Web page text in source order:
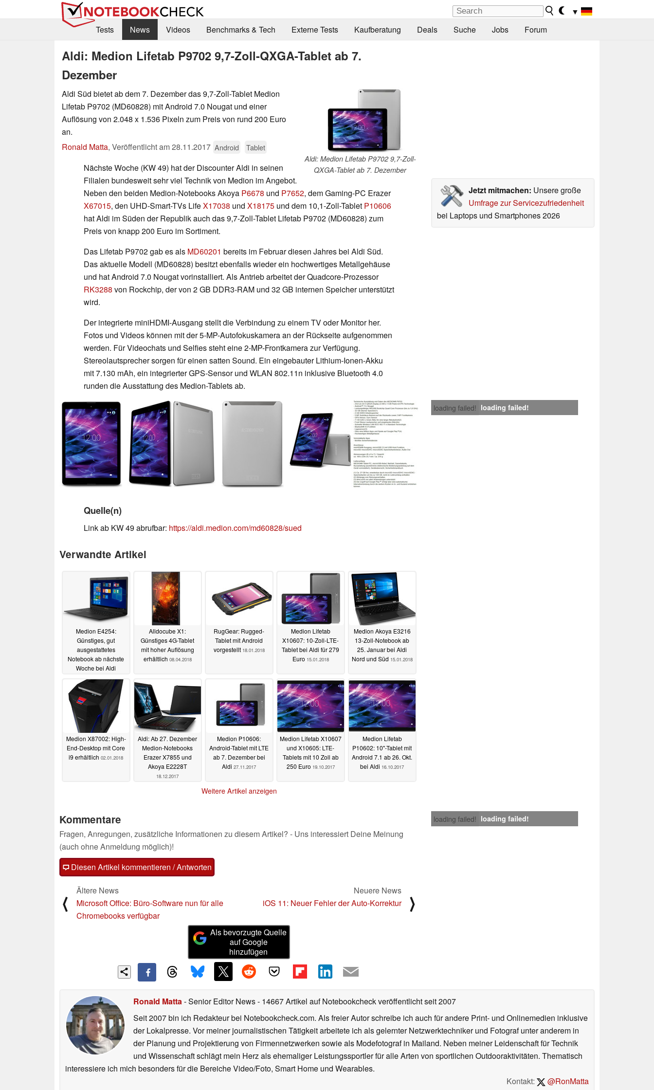
▼
Tests
News Videos Benchmarks & Tech Externe Tests Kaufberatung Deals Suche Jobs Forum
Aldi: Medion Lifetab P9702 9,7-Zoll-QXGA-Tablet ab 7.
Dezember
Aldi: Medion Lifetab P9702 9,7-Zoll-
QXGA-Tablet ab 7. Dezember
Aldi Süd bietet ab dem 7. Dezember das 9,7-Zoll-Tablet Medion
Lifetab P9702 (MD60828) mit Android 7.0 Nougat und einer
Auflösung von 2.048 x 1.536 Pixeln zum Preis von rund 200 Euro
an.
Ronald Matta, Veröffentlicht am28.11.2017 Android Tablet
Jetzt mitmachen: Unsere große
Umfrage zur Servicezufriedenheit
bei Laptops und Smartphones 2026
Nächste Woche (KW 49) hat der Discounter Aldi in seinen
Filialen bundesweit sehr viel Technik von Medion im Angebot.
Neben den beiden Medion-Notebooks Akoya P6678 und P7652, dem Gaming-PC Erazer
X67015, den UHD-Smart-TVs LifeX17038 und X18175 und dem 10,1-Zoll-Tablet P10606
hat Aldi im Süden der Republik auch das 9,7-Zoll-Tablet Lifetab P9702 (MD60828) zum
Preis von knapp 200 Euro im Sortiment.
Das Lifetab P9702 gab es als MD60201 bereits im Februar diesen Jahres bei Aldi Süd.
Das aktuelle Modell (MD60828) besitzt ebenfalls wieder ein hochwertiges Metallgehäuse
und hat Android 7.0 Nougat vorinstalliert. Als Antrieb arbeitet der Quadcore-Prozessor
RK3288 von Rockchip, der von 2 GB DDR3-RAM und 32 GB internen Speicher unterstützt
wird.
Der integrierte miniHDMI-Ausgang stellt die Verbindung zu einem TV oder Monitor her.
Fotos und Videos können mit der 5-MP-Autofokuskamera an der Rückseite aufgenommen
werden. Für Videochats und Selfies steht eine 2-MP-Frontkamera zur Verfügung.
Stereolautsprecher sorgen für einen satten Sound. Ein eingebauter Lithium-Ionen-Akku
mit 7.130 mAh, ein integrierter GPS-Sensor und WLAN 802.11n inklusive Bluetooth 4.0
runden die Ausstattung des Medion-Tablets ab.
loading failed! loading failed!
Quelle(n)
Link ab KW 49 abrufbar: https://aldi.medion.com/md60828/sued
Verwandte Artikel
Medion E4254:
Günstiges, gut
ausgestattetes
Notebook ab nächste
Woche bei Aldi
28.05.2018
Alldocube X1:
Günstiges 4G-Tablet
mit hoher Auflösung
erhältlich 08.04.2018
RugGear: Rugged-
Tablet mit Android
vorgestellt 18.01.2018
Medion Lifetab
X10607: 10-Zoll-LTE-
Tablet bei Aldi für 279
Euro 15.01.2018
Medion Akoya E3216
13-Zoll-Notebook ab
25. Januar bei Aldi
Nord und Süd 15.01.2018
Medion X87002: High-
End-Desktop mit Core
i9 erhältlich 02.01.2018
Aldi: Ab 27. Dezember
Medion-Notebooks
Erazer X7855 und
Akoya E2228T
18.12.2017
Medion P10606:
Android-Tablet mit LTE
ab 7. Dezember bei
Aldi 27.11.2017
Medion Lifetab X10607
und X10605: LTE-
Tablets mit 10 Zoll ab
250 Euro 19.10.2017
Medion Lifetab
P10602: 10"-Tablet mit
Android 7.1 ab 26. Okt.
bei Aldi 16.10.2017
Weitere Artikel anzeigen
loading failed! loading failed!
Kommentare
Fragen, Anregungen, zusätzliche Informationen zu diesem Artikel? - Uns interessiert Deine Meinung
(auch ohne Anmeldung möglich)!
Diesen Artikel kommentieren / Antworten
⟨
Ältere News
Microsoft Office: Büro-Software nun für alle
Chromebooks verfügbar
Neuere News
iOS 11: Neuer Fehler der Auto-Korrektur
⟩
Als bevorzugte Quelle
auf Google
hinzufügen
Ronald Matta- Senior Editor News- 14667 Artikel auf Notebookcheck veröffentlichtseit 2007
Seit 2007 bin ich Redakteur bei Notebookcheck.com. Als freier Autor schreibe ich auch für andere Print- und Onlinemedien inklusive
der Lokalpresse. Vor meiner journalistischen Tätigkeit arbeitete ich als gelernter Netzwerktechniker und Fotograf unter anderem in
der Planung und Projektierung von Firmennetzwerken sowie als Modefotograf in Mailand. Neben meiner Leidenschaft für Technik
und Wissenschaft schlägt mein Herz als ehemaliger Leistungssportler für alle Arten von sportlichen Outdooraktivitäten. Thematisch
interessiere ich mich besonders für die Bereiche Video/Foto, Smart Home und Wearables.
Kontakt:
@RonMatta